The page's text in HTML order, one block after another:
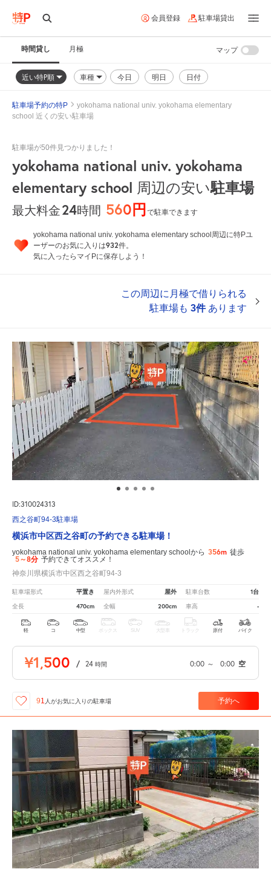
会員登録 駐車場貸出
時間貸し 月極
近い特P順 車種 今日 明日 日付
マップ
駐車場予約の特P
yokohama national univ. yokohama elementary
school 近くの安い駐車場
駐車場が50件見つかりました！
yokohama national univ. yokohama
elementary school 周辺の安い駐車場
最大料金24時間 560円で駐車できます
yokohama national univ. yokohama elementary school周辺に特Pユ
ーザーのお気に入りは932件。
気に入ったらマイPに保存しよう！
この周辺に月極で借りられる
駐車場も 3件あります
ID:310024313
西之谷町94-3駐車場
横浜市中区西之谷町の予約できる駐車場！
yokohama national univ. yokohama elementary schoolから 356m 徒歩
5～8分 予約できてオススメ！
神奈川県横浜市中区西之谷町94-3
駐車場形式 平置き 屋内外形式 屋外 駐車台数 1台
全長 470cm 全幅 200cm 車高 -
軽 コ 中型 ボックス SUV 大型車 トラック 原付 バイク
¥1,500 / 24 時間 0:00 ～ 0:00 空
91 人がお気に入りの駐車場 予約へ